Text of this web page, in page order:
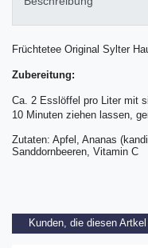
Früchtetee Original Sylter
Zubereitung:
Ca. 2 Esslöffel pro Liter mit
10 Minuten ziehen lassen,
Zutaten: Apfel, Ananas
Sanddornbeeren, Vitamin C
Kunden, die diesen